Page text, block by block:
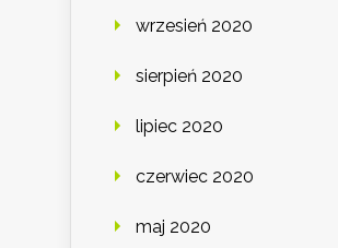
wrzesień 2020
sierpień 2020
lipiec 2020
czerwiec 2020
maj 2020